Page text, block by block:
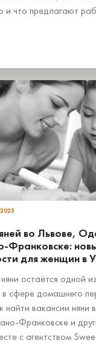
и что предлагают
во Львове,
Франковске:
для женщин в
остаётся одной
в сфере домашнего
найти вакансии няни
Франковске и
с агентством